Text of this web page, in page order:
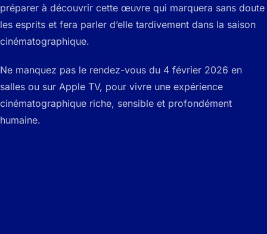
préparer à découvrir cette œuvre qui marquera sans doute
les esprits et fera parler d’elle tardivement dans la saison
cinématographique.
Ne manquez pas le rendez-vous du 4 février 2026 en
salles ou sur Apple TV, pour vivre une expérience
cinématographique riche, sensible et profondément
humaine.